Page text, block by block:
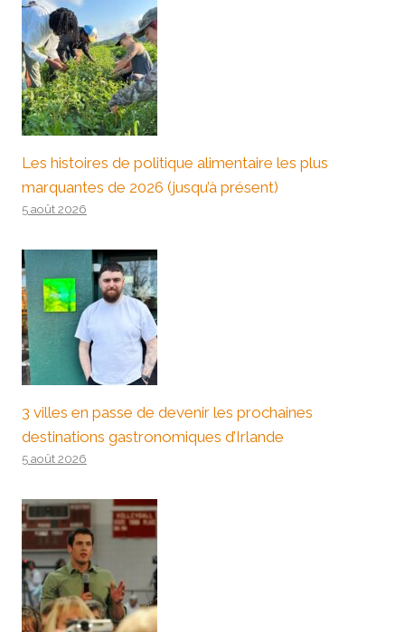
Les histoires de politique alimentaire les plus
marquantes de 2026 (jusqu’à présent)
5 août 2026
3 villes en passe de devenir les prochaines
destinations gastronomiques d’Irlande
5 août 2026